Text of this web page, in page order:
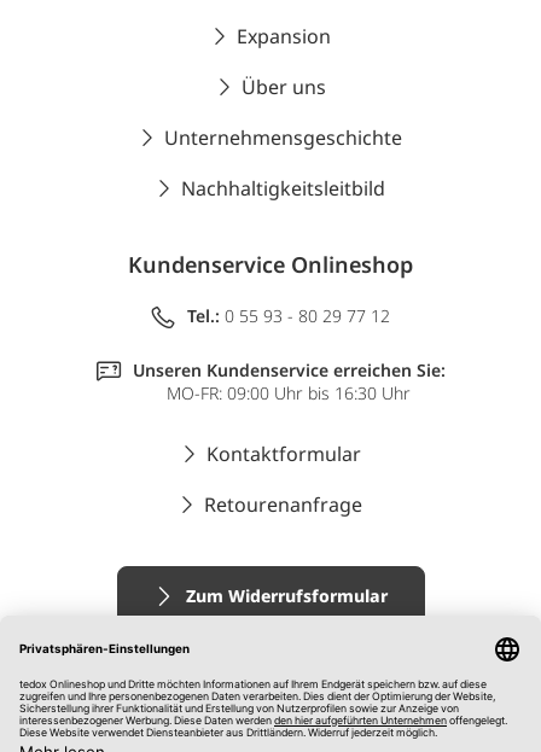
Expansion
Über uns
Unternehmensgeschichte
Nachhaltigkeitsleitbild
Kundenservice Onlineshop
Tel.: 0 55 93 - 80 29 77 12
Unseren Kundenservice erreichen Sie:
MO-FR: 09:00 Uhr bis 16:30 Uhr
Kontaktformular
Retourenanfrage
Zum Widerrufsformular
Impressum
AGB